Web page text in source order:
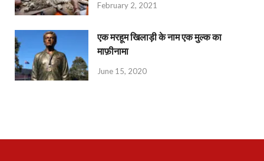
February 2, 2021
एक मरहूम खिलाड़ी के नाम एक मुल्क का
माफ़ीनामा
June 15, 2020